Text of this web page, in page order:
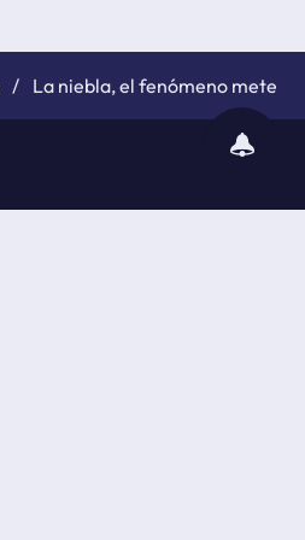
subscribir
notificaciones
La niebla, el fenómeno